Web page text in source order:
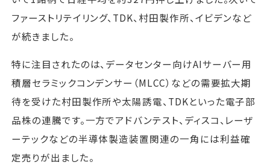
ファーストリテイリング、TDK、村田製作所、イビデンなど
が続きました。
特に注目されたのは、データセンター向けAIサーバー用
積層セラミックコンデンサー（MLCC）などの需要拡大期
待を受けた村田製作所や太陽誘電、TDKといった電子部
品株の連騰です。一方でアドバンテスト、ディスコ、レーザ
ーテックなどの半導体製造装置関連の一角には利益確
定売りが出ました。